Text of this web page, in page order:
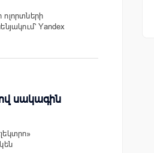
ոլորտների
Yandex
սակագին